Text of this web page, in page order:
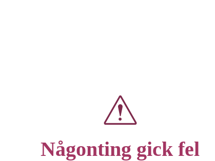
Någonting gick fel